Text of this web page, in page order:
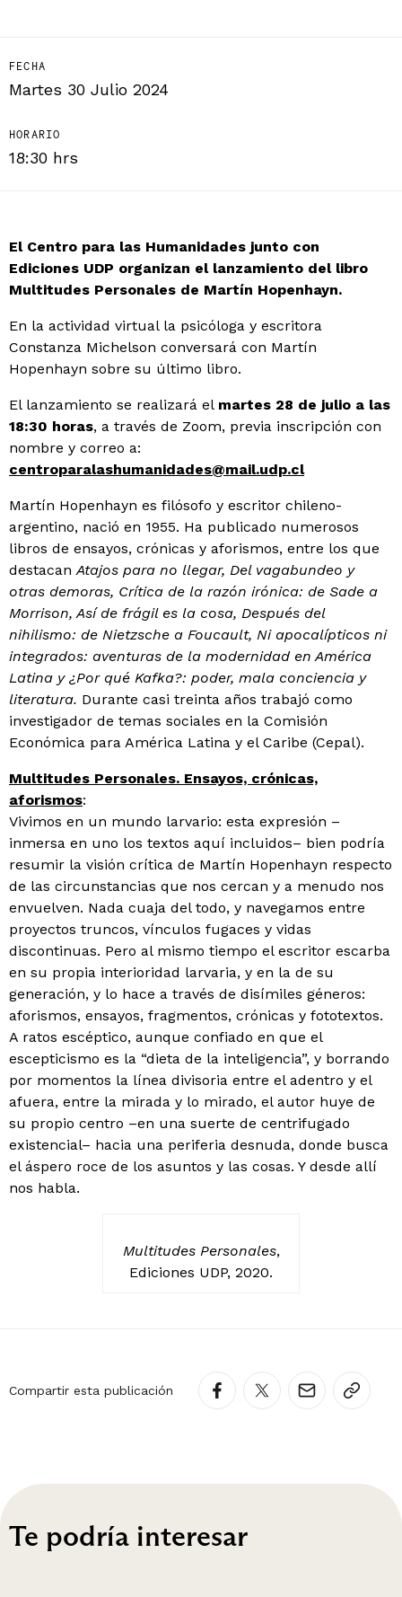
FECHA
Martes 30 Julio 2024
HORARIO
18:30 hrs
El Centro para las Humanidades junto con
Ediciones UDP organizan el lanzamiento del libro
Multitudes Personales de Martín Hopenhayn.
En la actividad virtual la psicóloga y escritora
Constanza Michelson conversará con Martín
Hopenhayn sobre su último libro.
El lanzamiento se realizará el martes 28 de julio a las
18:30 horas, a través de Zoom, previa inscripción con
nombre y correo a:
centroparalashumanidades@mail.udp.cl
Martín Hopenhayn es filósofo y escritor chileno-
argentino, nació en 1955. Ha publicado numerosos
libros de ensayos, crónicas y aforismos, entre los que
destacan Atajos para no llegar, Del vagabundeo y
otras demoras, Crítica de la razón irónica: de Sade a
Morrison, Así de frágil es la cosa, Después del
nihilismo: de Nietzsche a Foucault, Ni apocalípticos ni
integrados: aventuras de la modernidad en América
Latina y ¿Por qué Kafka?: poder, mala conciencia y
literatura. Durante casi treinta años trabajó como
investigador de temas sociales en la Comisión
Económica para América Latina y el Caribe (Cepal).
Multitudes Personales. Ensayos, crónicas,
aforismos:
Vivimos en un mundo larvario: esta expresión –
inmersa en uno los textos aquí incluidos– bien podría
resumir la visión crítica de Martín Hopenhayn respecto
de las circunstancias que nos cercan y a menudo nos
envuelven. Nada cuaja del todo, y navegamos entre
proyectos truncos, vínculos fugaces y vidas
discontinuas. Pero al mismo tiempo el escritor escarba
en su propia interioridad larvaria, y en la de su
generación, y lo hace a través de disímiles géneros:
aforismos, ensayos, fragmentos, crónicas y fototextos.
A ratos escéptico, aunque confiado en que el
escepticismo es la “dieta de la inteligencia”, y borrando
por momentos la línea divisoria entre el adentro y el
afuera, entre la mirada y lo mirado, el autor huye de
su propio centro –en una suerte de centrifugado
existencial– hacia una periferia desnuda, donde busca
el áspero roce de los asuntos y las cosas. Y desde allí
nos habla.
Multitudes Personales,
Ediciones UDP, 2020.
Compartir esta publicación
Te podría interesar